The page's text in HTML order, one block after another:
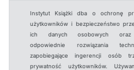
Instytut Książki dba o ochronę
użytkowników i bezpieczeństwo
ich danych osobowych oraz
odpowiednie rozwiązania
zapobiegające ingerencji osób
prywatność użytkowników.